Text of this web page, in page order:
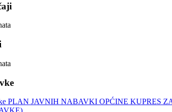
PLAN JAVNIH NABAVKI OPĆINE KUPRES